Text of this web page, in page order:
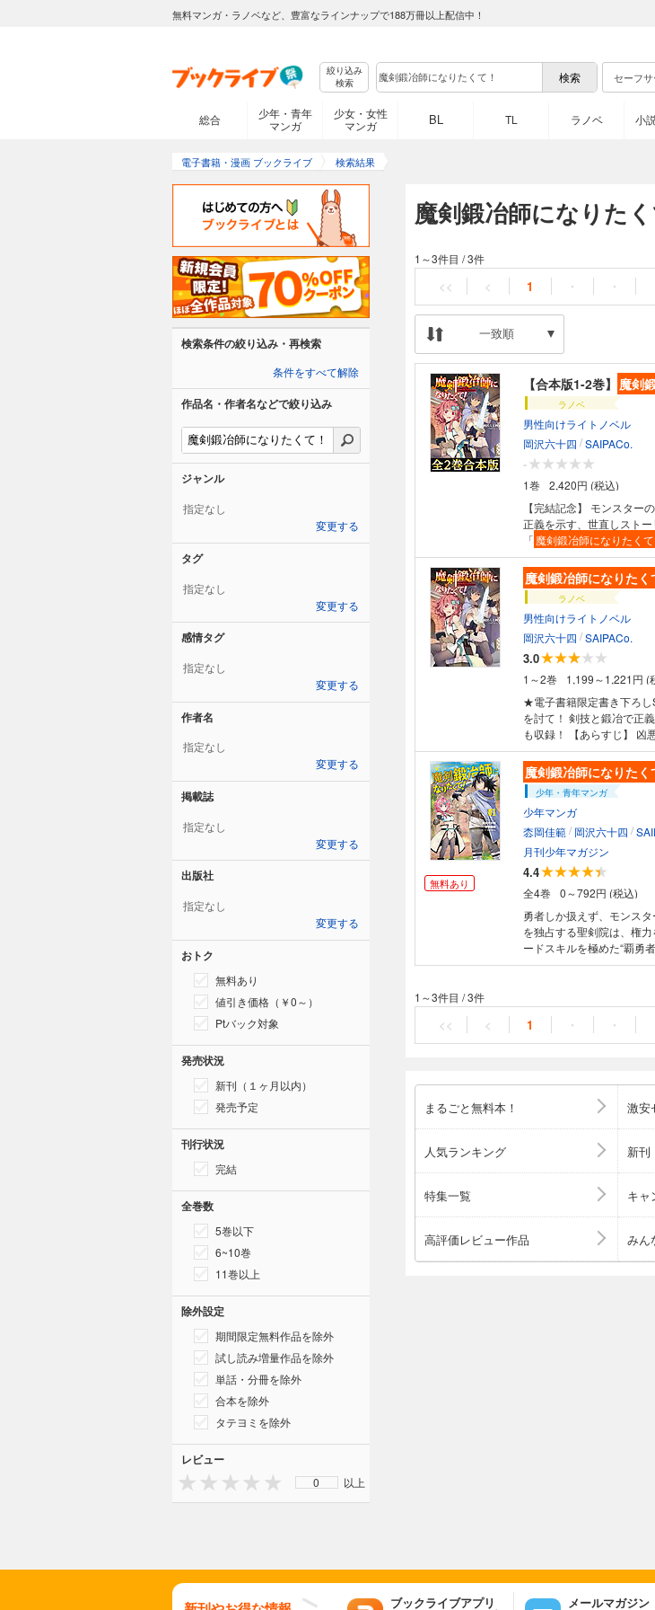
無料マンガ・ラノベなど、豊富なラインナップで188万冊以上配信中！
絞り込み
検索
セーフ
総合
少年・青年
マンガ
少女・女性
マンガ
BL TL ラノベ 小
電子書籍・漫画 ブックライブ 検索結果
魔剣鍛冶師になりた
1～3件目 /3件
<< < 1 ・ ・
一致順
【合本版1-2巻】 魔剣
ラノベ
男性向けライトノベル
岡沢六十四 /SAIPACo.
-
1巻
2,420円 (税込)
【完結記念】 モンスター
正義を示す、世直しストーリー！
「 魔剣鍛冶師になりたくて
らすじ】 凶悪なモンスターがはびこる世界。人類が彼らに対抗出来る手段
は、聖剣院が剣神より賜っ
で過酷な試練を乗り越え、
しかし、腐敗しきった聖
の姿に不信感を抱いていた
た。そして時は経ち、彼
的はドワーフの熟練の鍛冶
り出すことだった！ ――
クスミス・ストーリー！ 著者について ●岡沢六十四 作家。 「悪に堕ちた
ら美少女まみれで大勝利!!
ろう」でも執筆中。 近作
バーラップノベルス）、
ライフ」(Ｋラノベブック
魔剣鍛冶師になりたく
ラノベ
男性向けライトノベル
岡沢六十四 /SAIPACo.
3.0
1～2巻
1,199～1,221円 (
★電子書籍限定書き下ろ
を討て！ 剣技と鍛冶で正
も収録！ 【あらすじ】 凶悪なモンスターがはびこる世界。人類が彼らに
対抗出来る手段は、聖剣
を守りたい一心で過酷な試
て任命される。しかし、
しがみつく連中の姿に不
退して姿を消した。そし
鉱山！ その目的はドワー
超える剣」を作り出すこ
る、反逆のブラックスミス・ストーリー！ 著
家。 「悪に堕ちたら美少
在は「小説家になろう」で
を作ろう」（オーバーラ
無料あり
魔剣鍛冶師になりたく
少年・青年マンガ
少年マンガ
枩岡佳範/ 岡沢六十四 /
月刊少年マガジン
4.4
全4巻
0～792円 (税込)
勇者しか扱えず、モンス
を独占する聖剣院は、権
ードスキルを極めた“覇勇
っさりと、勇者の称号と
1～3件目 /3件
<< < 1 ・ ・
まるごと無料本！ 激安
人気ランキング 新刊
特集一覧 キャ
高評価レビュー作品 みん
検索条件の絞り込み・再検索
条件をすべて解除
作品名・作者名などで絞り込み
ジャンル
指定なし
変更する
タグ
指定なし
変更する
感情タグ
指定なし
変更する
作者名
指定なし
変更する
掲載誌
指定なし
変更する
出版社
指定なし
変更する
おトク
無料あり
値引き価格（￥0～）
Ptバック対象
発売状況
新刊（１ヶ月以内）
発売予定
刊行状況
完結
全巻数
5巻以下
6~10巻
11巻以上
除外設定
期間限定無料作品を除外
試し読み増量作品を除外
単話・分冊を除外
合本を除外
タテヨミを除外
レビュー
0 以上
ブックライブアプリ メールマガジン